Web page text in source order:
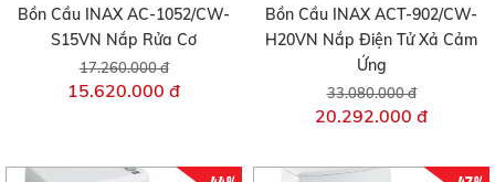
Bồn Cầu INAX AC-1052/CW-
S15VN Nắp Rửa Cơ
17.260.000 đ
15.620.000 đ
Bồn Cầu INAX ACT-902/CW-
H20VN Nắp Điện Tử Xả Cảm
Ứng
33.080.000 đ
20.292.000 đ